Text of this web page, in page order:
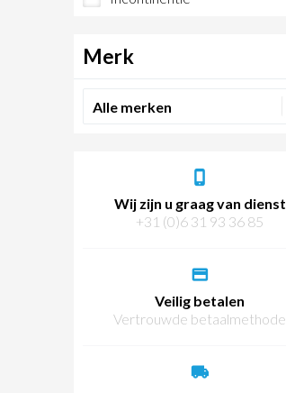
Merk
Wij zijn u graag van dienst
+31 (0)6 31 93 36 85
Veilig betalen
Vertrouwde betaalmethode